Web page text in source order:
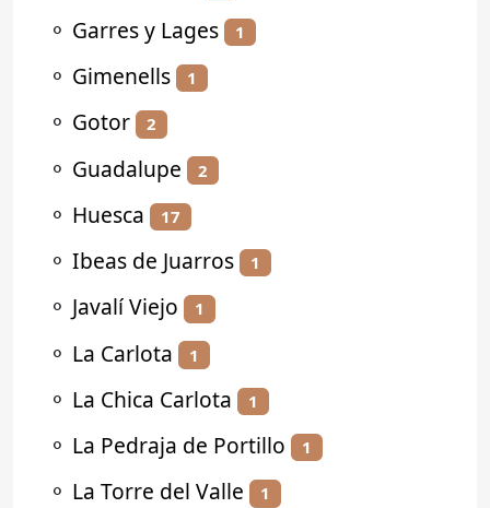
⚬ Garres y Lages 1
⚬ Gimenells 1
⚬ Gotor 2
⚬ Guadalupe 2
⚬ Huesca 17
⚬ Ibeas de Juarros 1
⚬ Javalí Viejo 1
⚬ La Carlota 1
⚬ La Chica Carlota 1
⚬ La Pedraja de Portillo 1
⚬ La Torre del Valle 1